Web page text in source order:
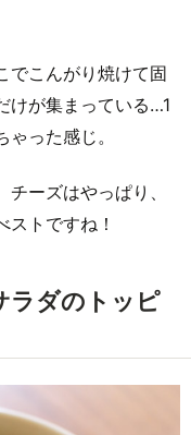
でこんがり焼けて固
けが集まっている…1
った感じ。
ーズはやっぱり、
ストですね！
ラダのトッピ